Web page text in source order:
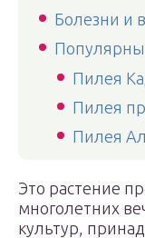
Болезни и
Пилея
Пилея
Пилея
Это растение
многолетних
культур,